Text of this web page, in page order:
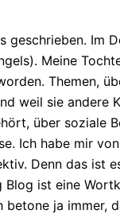
Im
Meine
Themen,
weil sie andere
über soziale
Ich habe mir
Denn das ist
ist eine
ja immer,